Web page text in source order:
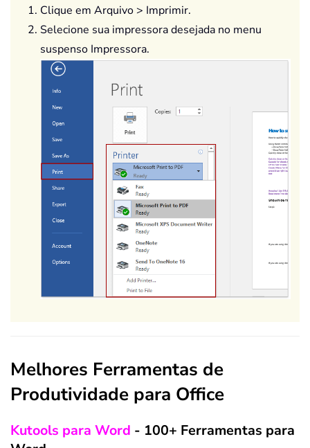
Clique em Arquivo > Imprimir.
Selecione sua impressora desejada no menu
suspenso Impressora.
Melhores Ferramentas de
Produtividade para Office
Kutools para Word - 100+ Ferramentas para